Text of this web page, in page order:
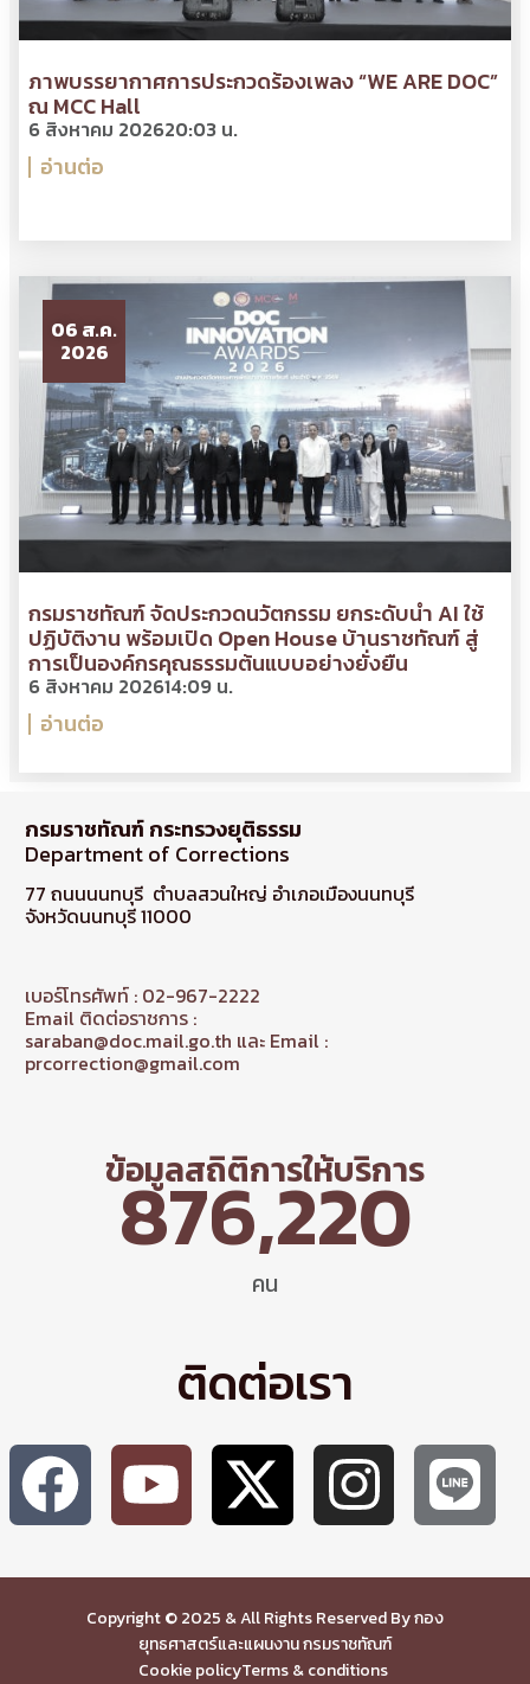
ภาพบรรยากาศการประกวดร้องเพลง “WE ARE DOC”
ณ MCC Hall
6 สิงหาคม 202620:03 น.
อ่านต่อ
06 ส.ค.
2026
กรมราชทัณฑ์ จัดประกวดนวัตกรรม ยกระดับนำ AI ใช้
ปฏิบัติงาน พร้อมเปิด Open House บ้านราชทัณฑ์ สู่
การเป็นองค์กรคุณธรรมต้นแบบอย่างยั่งยืน
6 สิงหาคม 202614:09 น.
อ่านต่อ
กรมราชทัณฑ์ กระทรวงยุติธรรม
Department of Corrections
77 ถนนนนทบุรี ตำบลสวนใหญ่ อำเภอเมืองนนทบุรี
จังหวัดนนทบุรี 11000
เบอร์โทรศัพท์ : 02-967-2222
Email ติดต่อราชการ :
saraban@doc.mail.go.th และ Email :
prcorrection@gmail.com
ข้อมูลสถิติการให้บริการ
คน
876,220
ติดต่อเรา
Copyright © 2025 & All Rights Reserved By กอง
ยุทธศาสตร์และแผนงาน กรมราชทัณฑ์
Cookie policyTerms & conditions